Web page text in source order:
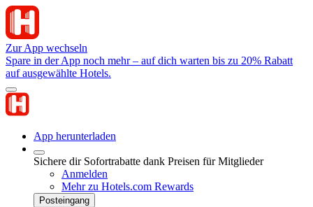
Zur App wechseln
Spare in der App noch mehr – auf dich warten bis zu 20% Rabatt
auf ausgewählte Hotels.
App herunterladen
Sichere dir Sofortrabatte dank Preisen für Mitglieder
Anmelden
Mehr zu Hotels.com Rewards
Posteingang